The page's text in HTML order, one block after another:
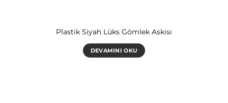
Plastik Siyah Lüks Gömlek Askısı
DEVAMINI OKU